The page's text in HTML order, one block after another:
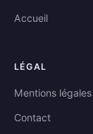
Accueil
LÉGAL
Mentions légales
Contact